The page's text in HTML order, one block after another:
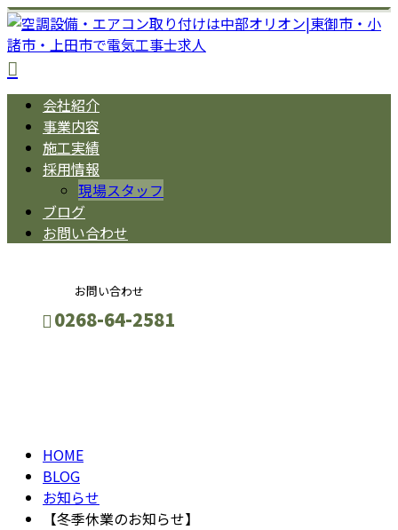
会社紹介
事業内容
施工実績
採用情報
現場スタッフ
ブログ
お問い合わせ
お問い合わせ
0268-64-2581
HOME
BLOG
お知らせ
【冬季休業のお知らせ】